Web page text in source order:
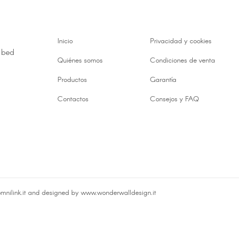
Inicio
Quiénes somos
Productos
Contactos
Privacidad y cookies
Condiciones de venta
Garantía
Consejos y FAQ
and designed by www.wonderwalldesign.it